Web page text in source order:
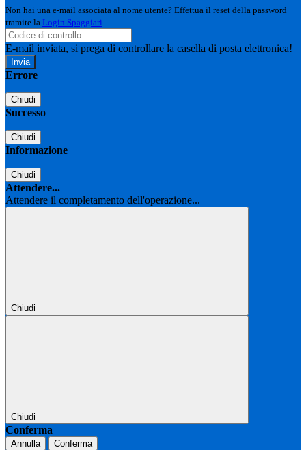
Non hai una e-mail associata al nome utente? Effettua il reset della password
tramite la Login Spaggiari
E-mail inviata, si prega di controllare la casella di posta elettronica!
Errore
Chiudi
Successo
Chiudi
Informazione
Chiudi
Attendere...
Attendere il completamento dell'operazione...
Chiudi
Chiudi
Conferma
Annulla Conferma